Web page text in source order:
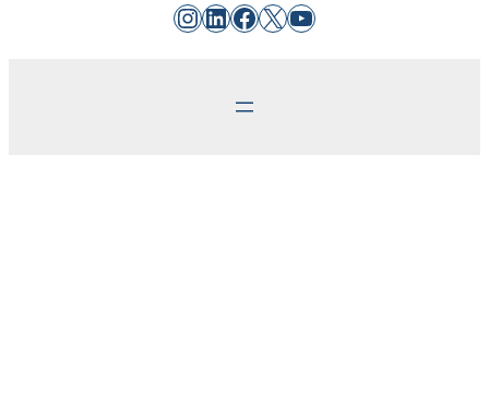
Instagram
LinkedIn
Facebook
X YouTube